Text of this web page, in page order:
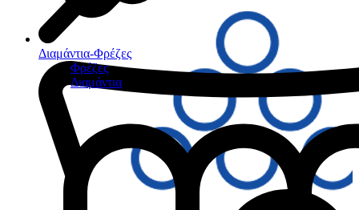
Διαμάντια-Φρέζες
Φρέζες
Διαμάντια